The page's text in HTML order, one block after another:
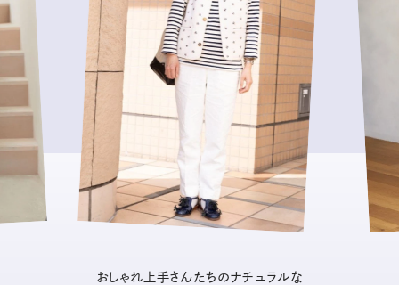
おしゃれ上手さんたちのナチュラルな